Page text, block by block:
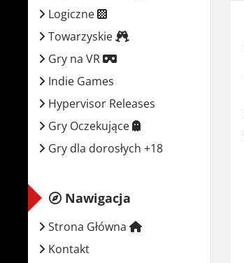
Logiczne
Towarzyskie
Gry na VR
Indie Games
Hypervisor Releases
Gry Oczekujące
Gry dla dorosłych +18
Nawigacja
Strona Główna
Kontakt